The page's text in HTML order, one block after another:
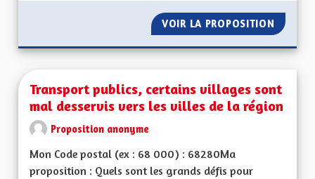
VOIR LA PROPOSITION
Transport publics, certains villages sont
mal desservis vers les villes de la région
Proposition anonyme
Mon Code postal (ex : 68 000) : 68280Ma
proposition : Quels sont les grands défis pour